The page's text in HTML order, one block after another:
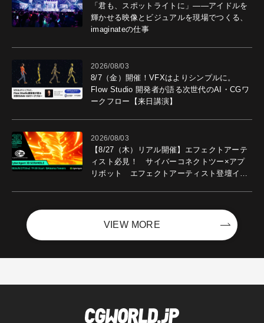
「君も、スポットライトに」――アイドルを
輝かせる映像とビジュアルを現場でつくる、
imaginateの仕事
2026/08/03
8/7（金）開催！VFXはよりシンプルに。
Flow Studio 開発者が語る次世代のAI・CGワ
ークフロー【来日講演】
2026/08/03
【8/27（木）リアル開催】エフェクトアーテ
ィスト必見！ サイバーコネクトツー×アプ
リボット エフェクトアーティスト登壇イベ
VIEW MORE